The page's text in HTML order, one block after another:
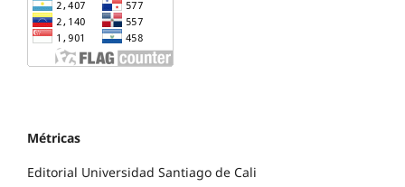
Métricas
Editorial Universidad Santiago de Cali